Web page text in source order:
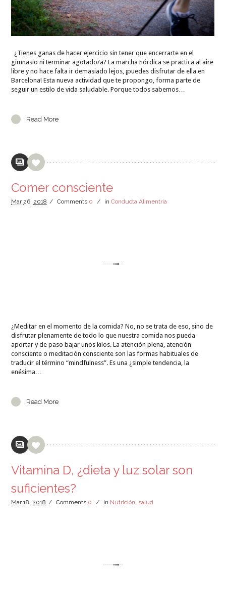
¿Tienes ganas de hacer ejercicio sin tener que encerrarte en el
gimnasio ni terminar agotado/a? La marcha nórdica se practica al aire
libre y no hace falta ir demasiado lejos, ¡puedes disfrutar de ella en
Barcelona! Esta nueva actividad que te propongo, forma parte de
seguir un estilo de vida saludable. Porque todos sabemos…
Read More
Comer consciente
Mar 26, 2018 / Comments 0 / inConducta Alimentria
¿Meditar en el momento de la comida? No, no se trata de eso, sino de
disfrutar plenamente de todo lo que nuestra comida nos pueda
aportar y de paso bajar unos kilos. La atención plena, atención
consciente o meditación consciente son las formas habituales de
traducir el término “mindfulness”. Es una ¿simple tendencia, la
enésima…
Read More
Vitamina D, ¿dieta y luz solar son
suficientes?
Mar18, 2018 / Comments 0 / in Nutrición, salud